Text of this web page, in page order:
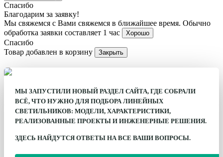
Спасибо
Благодарим за заявку!
Мы свяжемся с Вами свяжемся в ближайшее время. Обычно
обработка заявки составляет 1 час
Хорошо
Спасибо
Товар добавлен в корзину
Закрыть
МЫ ЗАПУСТИЛИ НОВЫЙ РАЗДЕЛ САЙТА, ГДЕ СОБРАЛИ
ВСЁ, ЧТО НУЖНО ДЛЯ ПОДБОРА ЛИНЕЙНЫХ
СВЕТИЛЬНИКОВ: МОДЕЛИ, ХАРАКТЕРИСТИКИ,
РЕАЛИЗОВАННЫЕ ПРОЕКТЫ И ИНЖЕНЕРНЫЕ РЕШЕНИЯ.
ЗДЕСЬ НАЙДУТСЯ ОТВЕТЫ НА ВСЕ ВАШИ ВОПРОСЫ.